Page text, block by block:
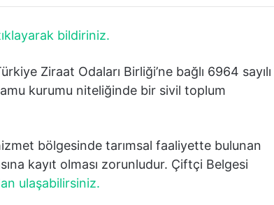
bildiriniz.
Ziraat Odaları Birliği’ne bağlı 6964 sayılı
kurumu niteliğinde bir sivil toplum
bölgesinde tarımsal faaliyette bulunan
kayıt olması zorunludur. Çiftçi Belgesi
ulaşabilirsiniz.